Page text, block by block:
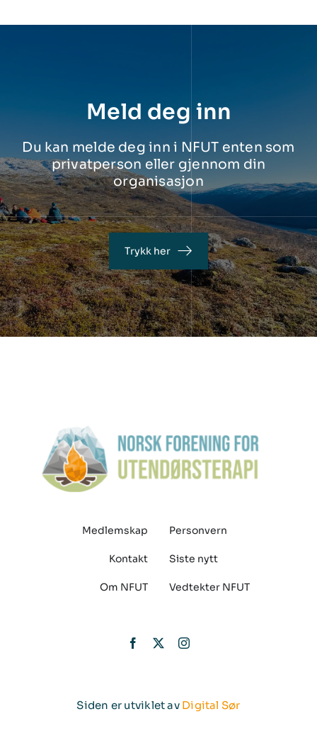
Meld deg inn
Du kan melde deg inn i NFUT enten som
privatperson eller gjennom din
organisasjon
Trykk her
Medlemskap
Kontakt
Om NFUT
Personvern
Siste nytt
Vedtekter NFUT
Siden er utviklet av Digital Sør